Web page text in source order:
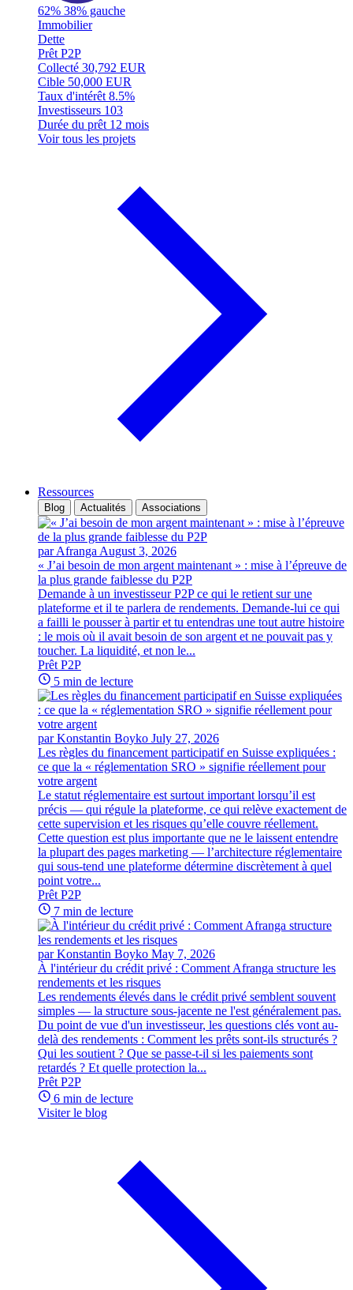
62% 38% gauche
Immobilier
Dette
Prêt P2P
Collecté 30,792 EUR
Cible 50,000 EUR
Taux d'intérêt 8.5%
Investisseurs 103
Durée du prêt 12 mois
Voir tous les projets
Ressources
Blog Actualités Associations
par Afranga August 3, 2026
« J’ai besoin de mon argent maintenant » : mise à l’épreuve de
la plus grande faiblesse du P2P
Demande à un investisseur P2P ce qui le retient sur une
plateforme et il te parlera de rendements. Demande-lui ce qui
a failli le pousser à partir et tu entendras une tout autre histoire
: le mois où il avait besoin de son argent et ne pouvait pas y
toucher. La liquidité, et non le...
Prêt P2P
5 min de lecture
par Konstantin Boyko July 27, 2026
Les règles du financement participatif en Suisse expliquées :
ce que la « réglementation SRO » signifie réellement pour
votre argent
Le statut réglementaire est surtout important lorsqu’il est
précis — qui régule la plateforme, ce qui relève exactement de
cette supervision et les risques qu’elle couvre réellement.
Cette question est plus importante que ne le laissent entendre
la plupart des pages marketing — l’architecture réglementaire
qui sous-tend une plateforme détermine discrètement à quel
point votre...
Prêt P2P
7 min de lecture
par Konstantin Boyko May 7, 2026
À l'intérieur du crédit privé : Comment Afranga structure les
rendements et les risques
Les rendements élevés dans le crédit privé semblent souvent
simples — la structure sous-jacente ne l'est généralement pas.
Du point de vue d'un investisseur, les questions clés vont au-
delà des rendements : Comment les prêts sont-ils structurés ?
Qui les soutient ? Que se passe-t-il si les paiements sont
retardés ? Et quelle protection la...
Prêt P2P
6 min de lecture
Visiter le blog